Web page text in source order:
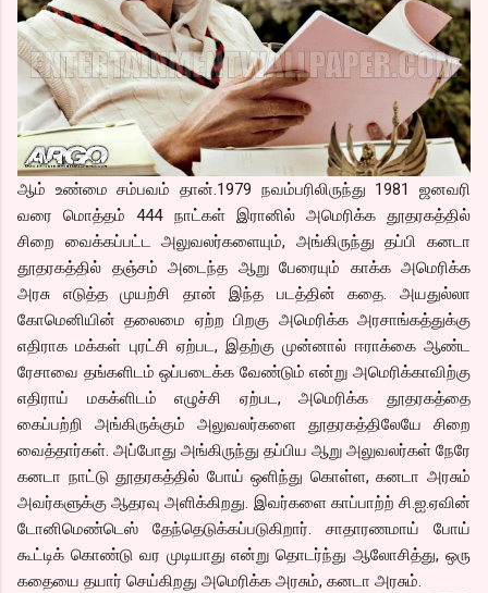
ஆம் உண்மை சம்பவம் தான்.1979 நவம்பரிலிருந்து 1981 ஜனவரி
வரை மொத்தம் 444 நாட்கள் இரானில் அமெரிக்க தூதரகத்தில்
சிறை வைக்கப்பட்ட அலுவலர்களையும், அங்கிருந்து தப்பி கனடா
தூதரகத்தில் தஞ்சம் அடைந்த ஆறு பேரையும் காக்க அமெரிக்க
அரசு எடுத்த முயற்சி தான் இந்த படத்தின் கதை. அயதுல்லா
கோமெனியின் தலைமை ஏற்ற பிறகு அமெரிக்க அரசாங்கத்துக்கு
எதிராக மக்கள் புரட்சி ஏற்பட, இதற்கு முன்னால் ஈராக்கை ஆண்ட
ரேசாவை தங்களிடம் ஒப்படைக்க வேண்டும் என்று அமெரிக்காவிற்கு
எதிராய் மகக்ளிடம் எழுச்சி ஏற்பட, அமெரிக்க தூதரகத்தை
கைப்பற்றி அங்கிருக்கும் அலுவலர்களை தூதரகத்திலேயே சிறை
வைத்தார்கள். அப்போது அங்கிருந்து தப்பிய ஆறு அலுவலர்கள் நேரே
கனடா நாட்டு தூதரகத்தில் போய் ஒளிந்து கொள்ள, கனடா அரசும்
அவர்களுக்கு ஆதரவு அளிக்கிறது. இவர்களை காப்பாற்ற் சி.ஐ.ஏவின்
டோனிமெண்டெஸ் தேந்தெடுக்கப்படுகிறார். சாதாரணமாய் போய்
கூட்டிக் கொண்டு வர முடியாது என்று தொடர்ந்து ஆலோசித்து, ஒரு
கதையை தயார் செய்கிறது அமெரிக்க அரசும், கனடா அரசும்.